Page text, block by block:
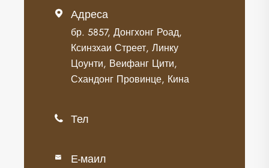
 Адреса
бр. 5857, Донгхонг Роад,
Ксинзхаи Стреет, Линку
Цоунти, Веифанг Цити,
Схандонг Провинце, Кина
 Тел
 Е-маил